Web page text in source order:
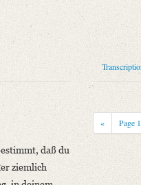
erschlossen.
daß du
ziemlich
« Page 1